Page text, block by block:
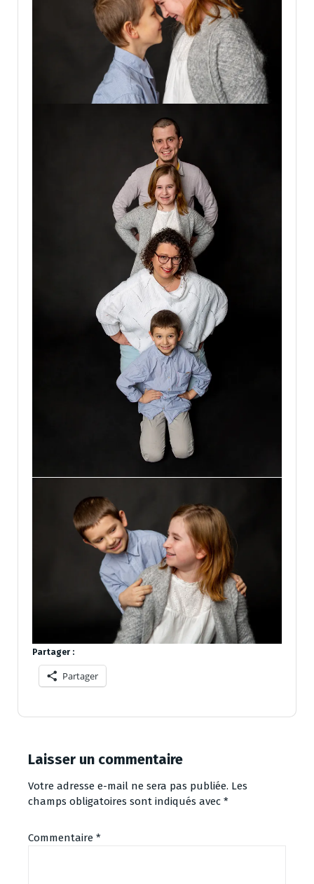
Partager :
Partager
Laisser un commentaire
Votre adresse e-mail ne sera pas publiée. Les
champs obligatoires sont indiqués avec *
Commentaire *